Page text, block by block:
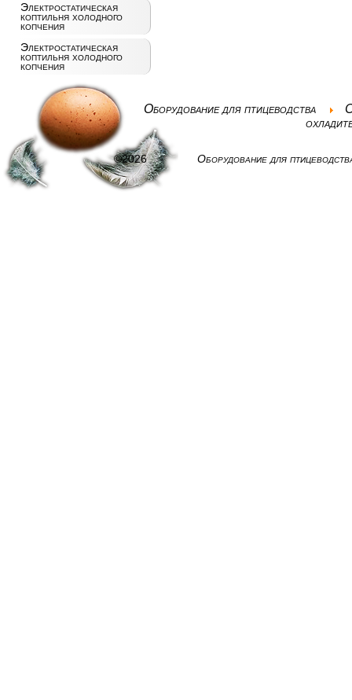
Электростатическая
коптильня холодного
копчения
Электростатическая
коптильня холодного
копчения
Оборудование для птицеводства
©2026 Оборудование для